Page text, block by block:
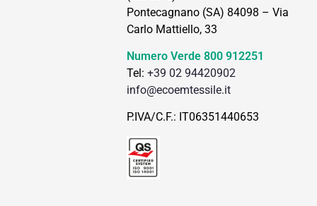
Pontecagnano (SA) 84098 – Via
Carlo Mattiello, 33
Numero Verde 800 912251
Tel: +39 02 94420902
info@ecoemtessile.it
P.IVA/C.F.: IT06351440653